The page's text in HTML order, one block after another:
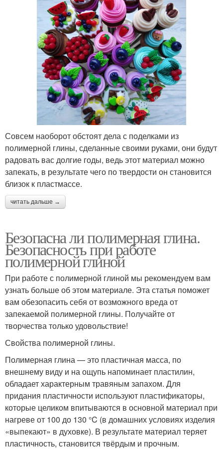
Совсем наоборот обстоят дела с поделками из
полимерной глины, сделанные своими руками, они будут
радовать вас долгие годы, ведь этот материал можно
запекать, в результате чего по твердости он становится
близок к пластмассе.
читать дальше →
Безопасна ли полимерная глина.
Безопасность при работе
полимерной глиной
При работе с полимерной глиной мы рекомендуем вам
узнать больше об этом материале. Эта статья поможет
вам обезопасить себя от возможного вреда от
запекаемой полимерной глины. Получайте от
творчества только удовольствие!
Свойства полимерной глины.
Полимерная глина — это пластичная масса, по
внешнему виду и на ощупь напоминает пластилин,
обладает характерным травяным запахом. Для
придания пластичности используют пластификаторы,
которые целиком впитываются в основной материал при
нагреве от 100 до 130 °C (в домашних условиях изделия
«выпекают» в духовке). В результате материал теряет
пластичность, становится твёрдым и прочным.